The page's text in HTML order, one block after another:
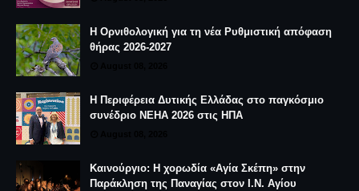
Η Ορνιθολογική για τη νέα Ρυθμιστική απόφαση
θήρας 2026-2027
Η Περιφέρεια Δυτικής Ελλάδας στο παγκόσμιο
συνέδριο NEHA 2026 στις ΗΠΑ
Καινούργιο: Η χορωδία «Αγία Σκέπη» στην
Παράκληση της Παναγίας στον Ι.Ν. Αγίου